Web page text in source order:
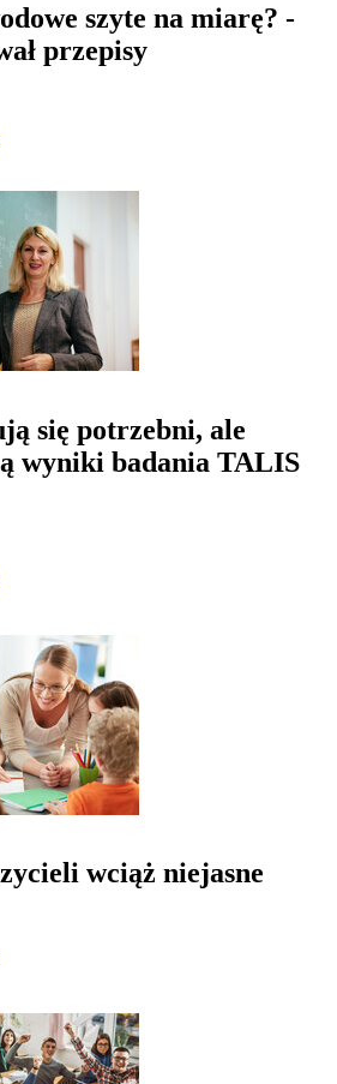
szyte na miarę? -
przepisy
się potrzebni, ale
wyniki badania TALIS
wciąż niejasne